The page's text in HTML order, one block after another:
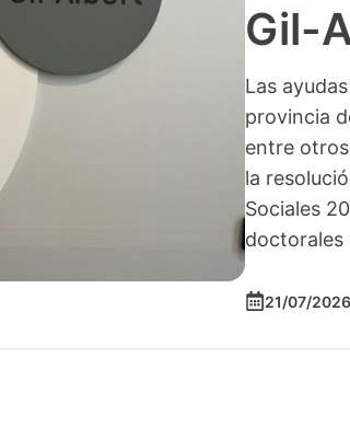
Gil-
Las
provincia
entre
la
Sociales
doctorales
21/07/2026